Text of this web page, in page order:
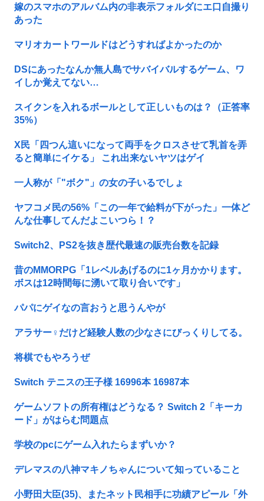
嫁のスマホのアルバム内の非表示フォルダにエ口自撮り
あった
マリオカートワールドはどうすればよかったのか
DSにあったなんか無人島でサバイバルするゲーム、ワ
イしか覚えてない…
スイクンを入れるボールとして正しいものは？（正答率
35%）
X民「四つん這いになって両手をクロスさせて乳首を弄
ると簡単にイケる」 これ出来ないヤツはゲイ
一人称が「"ボク"」の女の子いるでしょ
ヤフコメ民の56%「この一年で給料が下がった」一体ど
んな仕事してんだよこいつら！？
Switch2、PS2を抜き歴代最速の販売台数を記録
昔のMMORPG「1レベルあげるのに1ヶ月かかります。
ボスは12時間毎に湧いて取り合いです」
パパにゲイなの言おうと思うんやが
アラサー♀だけど経験人数の少なさにびっくりしてる。
将棋でもやろうぜ
Switch テニスの王子様 16996本 16987本
ゲームソフトの所有権はどうなる？ Switch 2「キーカ
ード」がはらむ問題点
学校のpcにゲーム入れたらまずいか？
デレマスの八神マキノちゃんについて知っていること
小野田大臣(35)、またネット民相手に功績アピール「外